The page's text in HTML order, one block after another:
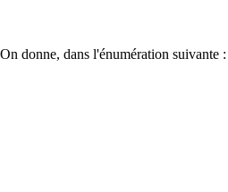
On donne, dans l'énumération suivante